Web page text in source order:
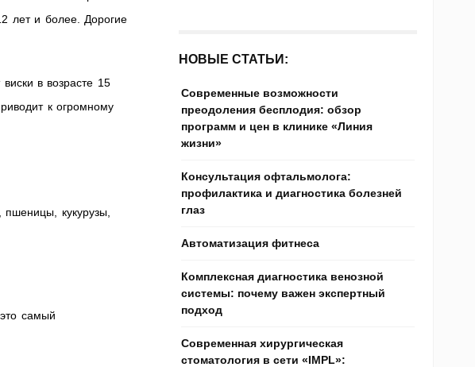
лет и более. Дорогие
в возрасте 15
к огромному
пшеницы, кукурузы,
самый
НОВЫЕ СТАТЬИ:
Современные возможности
преодоления бесплодия: обзор
программ и цен в клинике «Линия
жизни»
Консультация офтальмолога:
профилактика и диагностика болезней
глаз
Автоматизация фитнеса
Комплексная диагностика венозной
системы: почему важен экспертный
подход
Современная хирургическая
стоматология в сети «IMPL»: